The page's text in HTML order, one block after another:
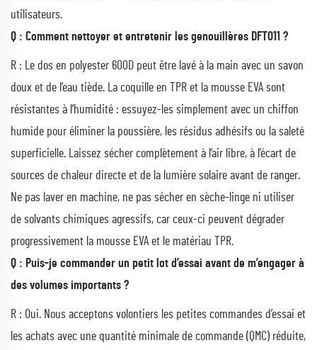
utilisateurs.
Q : Comment nettoyer et entretenir les genouillères DFT011 ?
R : Le dos en polyester 600D peut être lavé à la main avec un savon
doux et de l’eau tiède. La coquille en TPR et la mousse EVA sont
résistantes à l’humidité : essuyez-les simplement avec un chiffon
humide pour éliminer la poussière, les résidus adhésifs ou la saleté
superficielle. Laissez sécher complètement à l’air libre, à l’écart de
sources de chaleur directe et de la lumière solaire avant de ranger.
Ne pas laver en machine, ne pas sécher en sèche-linge ni utiliser
de solvants chimiques agressifs, car ceux-ci peuvent dégrader
progressivement la mousse EVA et le matériau TPR.
Q : Puis-je commander un petit lot d’essai avant de m’engager à
des volumes importants ?
R : Oui. Nous acceptons volontiers les petites commandes d’essai et
les achats avec une quantité minimale de commande (QMC) réduite,